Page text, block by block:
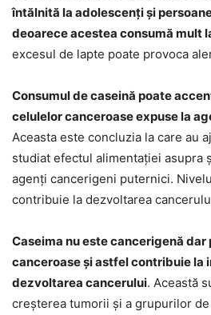
întălnită la adolescenți și
deoarece acestea consumă mult
excesul de lapte poate provoca
Consumul de caseină poate
celulelor canceroase expuse la
Aceasta este concluzia la care au
studiat efectul alimentației asupra
agenți cancerigeni puternici.
contribuie la dezvoltarea
Caseima nu este cancerigenă
canceroase și astfel contribuie la
dezvoltarea cancerului. Această
creșterea tumorii și a grupurilor